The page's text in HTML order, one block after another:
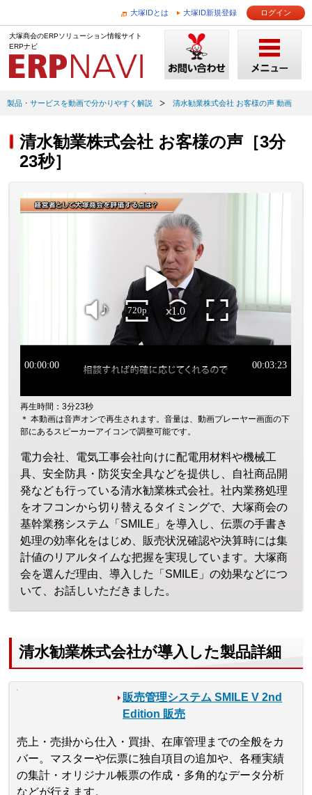
大塚IDとは 大塚ID新規登録 ログイン
大塚商会のERPソリューション情報サイト
ERPナビ
製品・サービスを動画で分かりやすく解説 清水勧業株式会社 お客様の声 動画
清水勧業株式会社 お客様の声［3分
23秒］
再生時間：3分23秒
＊ 本動画は音声オンで再生されます。音量は、動画プレーヤー画面の下
部にあるスピーカーアイコンで調整可能です。
電力会社、電気工事会社向けに配電用材料や機械工
具、安全防具・防災安全具などを提供し、自社商品開
発なども行っている清水勧業株式会社。社内業務処理
をオフコンから切り替えるタイミングで、大塚商会の
基幹業務システム「SMILE」を導入し、伝票の手書き
処理の効率化をはじめ、販売状況確認や決算時には集
計値のリアルタイムな把握を実現しています。大塚商
会を選んだ理由、導入した「SMILE」の効果などにつ
いて、お話しいただきました。
清水勧業株式会社が導入した製品詳細
販売管理システム SMILE V 2nd
Edition 販売
売上・売掛から仕入・買掛、在庫管理までの全般をカ
バー。マスターや伝票に独自項目の追加や、各種実績
の集計・オリジナル帳票の作成・多角的なデータ分析
などが行えます。